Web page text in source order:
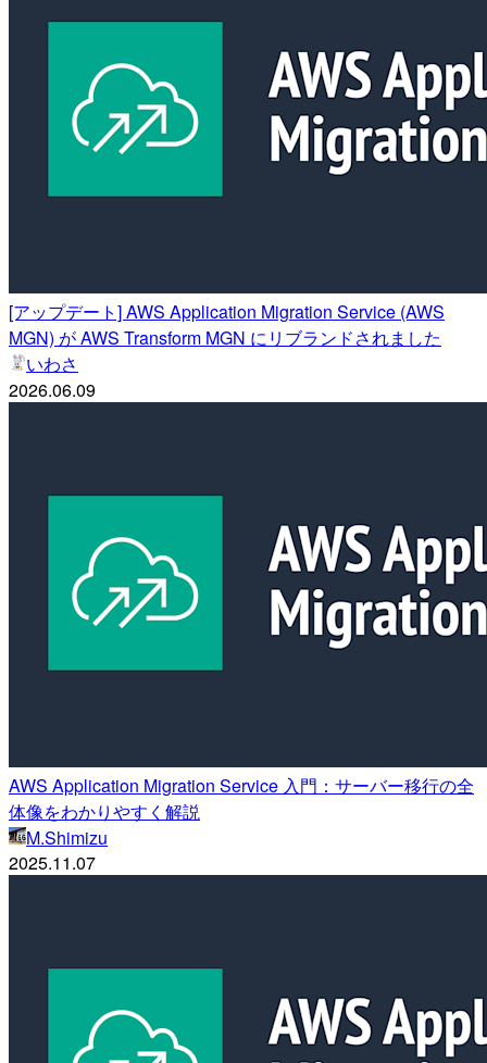
[アップデート] AWS Application Migration Service (AWS
MGN) が AWS Transform MGN にリブランドされました
いわさ
2026.06.09
AWS Application Migration Service 入門：サーバー移行の全
体像をわかりやすく解説
M.Shimizu
2025.11.07